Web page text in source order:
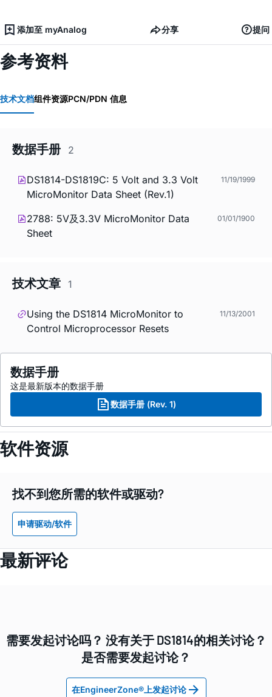
添加至 myAnalog 分享 提问
参考资料
技术文档组件资源PCN/PDN 信息
数据手册 2
DS1814-DS1819C: 5 Volt and 3.3 Volt
MicroMonitor Data Sheet (Rev.1)
11/19/1999
2788: 5V及3.3V MicroMonitor Data
Sheet
01/01/1900
技术文章 1
Using the DS1814 MicroMonitor to
Control Microprocessor Resets
11/13/2001
数据手册
这是最新版本的数据手册
数据手册 (Rev. 1)
软件资源
找不到您所需的软件或驱动?
申请驱动/软件
最新评论
需要发起讨论吗？ 没有关于 DS1814的相关讨论？
是否需要发起讨论？
在EngineerZone®上发起讨论